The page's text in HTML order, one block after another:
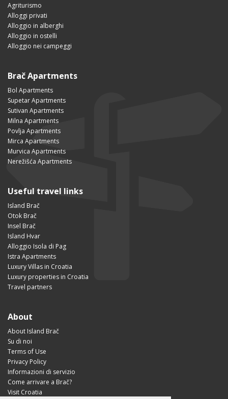
Agriturismo
Alloggi privati
Alloggio in alberghi
Alloggio in ostelli
Alloggio nei campeggi
Brač Apartments
Bol Apartments
Supetar Apartments
Sutivan Apartments
Milna Apartments
Povlja Apartments
Mirca Apartments
Murvica Apartments
Nerežišća Apartments
Useful travel links
Island Brač
Otok Brač
Insel Brač
Island Hvar
Alloggio Isola di Pag
Istra Apartments
Luxury Villas in Croatia
Luxury properties in Croatia
Travel partners
About
About Island Brač
Su di noi
Terms of Use
Privacy Policy
Informazioni di servizio
Come arrivare a Brač?
Visit Croatia